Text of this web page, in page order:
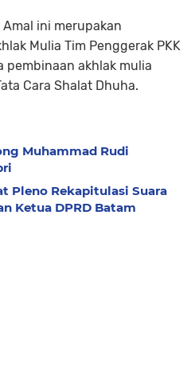
ini merupakan
Mulia Tim Penggerak PKK
pembinaan akhlak mulia
Cara Shalat Dhuha.
Muhammad Rudi
Pleno Rekapitulasi Suara
Ketua DPRD Batam